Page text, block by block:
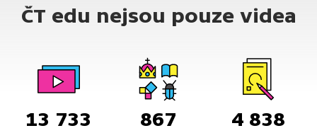
ČT edu nejsou pouze videa
13 733 867 4 838